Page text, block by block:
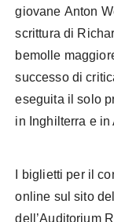
giovane Anton
scrittura di
bemolle
successo di
eseguita il solo
in Inghilterra e in
I biglietti per il
online sul sito
dell’Auditorium